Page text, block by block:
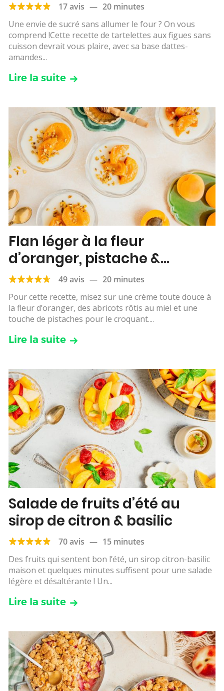
17 avis — 20 minutes
Une envie de sucré sans allumer le four ? On vous
comprend !Cette recette de tartelettes aux figues sans
cuisson devrait vous plaire, avec sa base dattes-
amandes...
Lire la suite
Flan léger à la fleur
d’oranger, pistache &
abricots rôtis
49 avis — 20 minutes
Pour cette recette, misez sur une crème toute douce à
la fleur d’oranger, des abricots rôtis au miel et une
touche de pistaches pour le croquant....
Lire la suite
Salade de fruits d’été au
sirop de citron & basilic
70 avis — 15 minutes
Des fruits qui sentent bon l’été, un sirop citron-basilic
maison et quelques minutes suffisent pour une salade
légère et désaltérante ! Un...
Lire la suite